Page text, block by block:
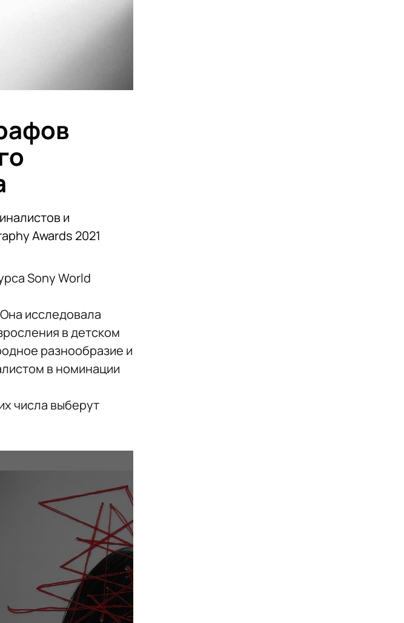
и
Awards 2021
Sony World
исследовала
в детском
разнообразие и
в номинации
числа выберут